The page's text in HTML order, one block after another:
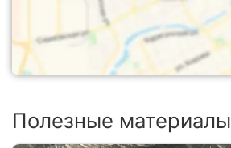
Полезные материалы